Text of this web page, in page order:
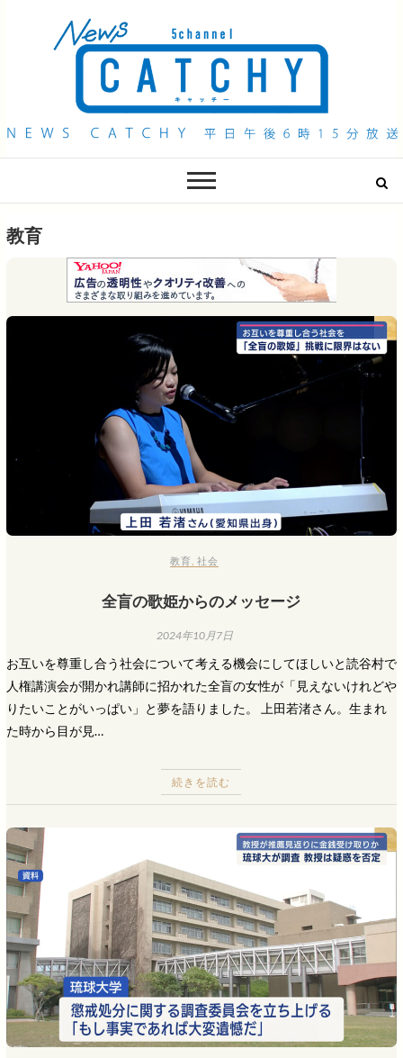
QAB NEWS Headline
教育
教育 ,社会
全盲の歌姫からのメッセージ
2024年10月7日
お互いを尊重し合う社会について考える機会にしてほしいと読谷村で
人権講演会が開かれ講師に招かれた全盲の女性が「見えないけれどや
りたいことがいっぱい」と夢を語りました。 上田若渚さん。生まれ
た時から目が見…
続きを読む